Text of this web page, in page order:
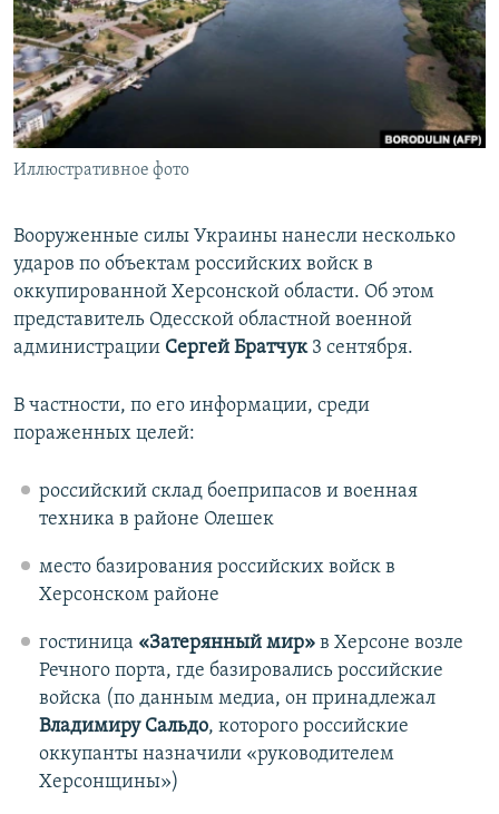
ПОБЕДИТЕЛЕЙ НЕ СУДЯТ?
КРЫМ.НЕПОКОРЕННЫЙ
ELIFBE
УКРАИНСКАЯ ПРОБЛЕМА КРЫМА
ПРИСОЕДИНЯЙТЕСЬ!
Все сайты RFE/RL
Иллюстративное фото
Вооруженные силы Украины нанесли несколько
ударов по объектам российских войск в
оккупированной Херсонской области. Об этом
представитель Одесской областной военной
администрации Сергей Братчук3 сентября.
В частности, по его информации, среди
пораженных целей:
российский склад боеприпасов и военная
техника в районе Олешек
место базирования российских войск в
Херсонском районе
гостиница «Затерянный мир»в Херсоне возле
Речного порта, где базировались российские
войска (по данным медиа, он принадлежал
Владимиру Сальдо, которого российские
оккупанты назначили «руководителем
Херсонщины»)